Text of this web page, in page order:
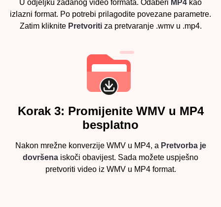
U odjeljku zadanog video formata. Odaberi MP4 kao
izlazni format. Po potrebi prilagodite povezane parametre.
Zatim kliknite Pretvoritiza pretvaranje .wmv u .mp4.
Korak 3: Promijenite WMV u MP4
besplatno
Nakon mrežne konverzije WMV u MP4, a Pretvorba je
dovršena iskoči obavijest. Sada možete uspješno
pretvoriti video iz WMV u MP4 format.